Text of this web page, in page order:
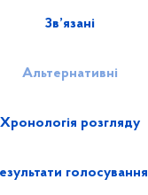
Зв’язані
Альтернативні
Хронологія розгляду
голосування